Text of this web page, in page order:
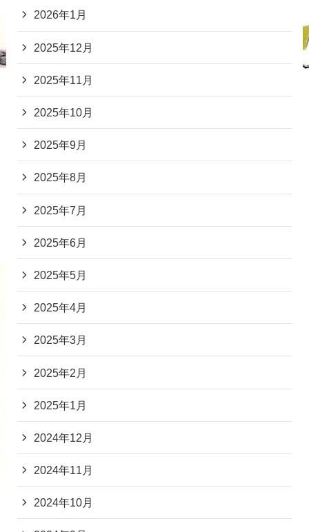
2026年1月
2025年12月
2025年11月
2025年10月
2025年9月
2025年8月
2025年7月
2025年6月
2025年5月
2025年4月
2025年3月
2025年2月
2025年1月
2024年12月
2024年11月
2024年10月